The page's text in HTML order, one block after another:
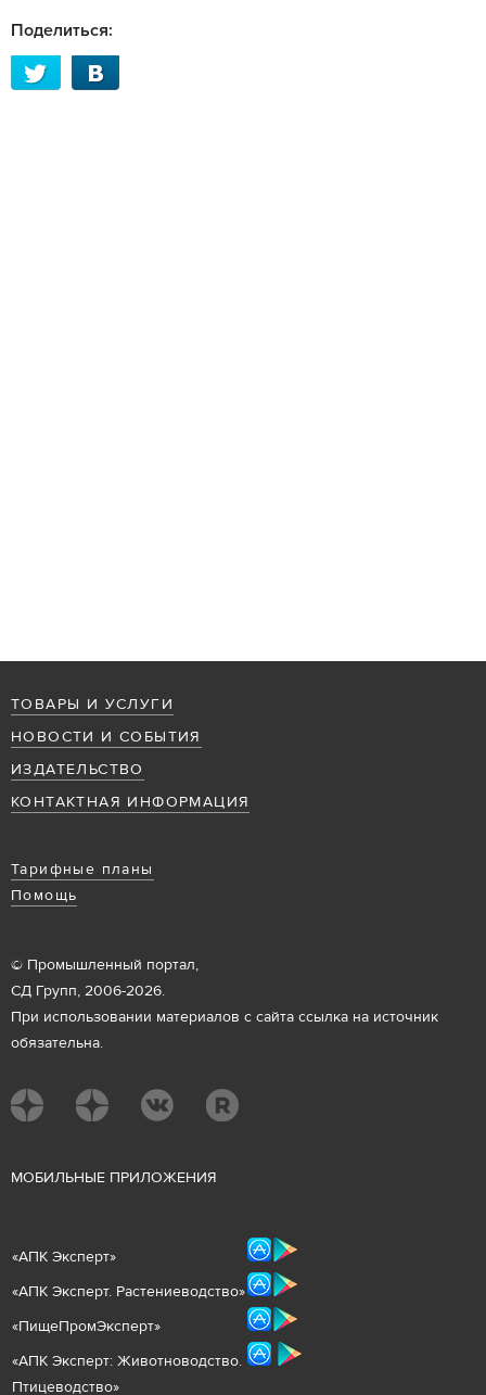
Поделиться:
ТОВАРЫ И УСЛУГИ
НОВОСТИ И СОБЫТИЯ
ИЗДАТЕЛЬСТВО
КОНТАКТНАЯ ИНФОРМАЦИЯ
Тарифные планы
Помощь
© Промышленный портал,
СД Групп, 2006-2026.
При использовании материалов с сайта ссылка на источник
обязательна.
МОБИЛЬНЫЕ ПРИЛОЖЕНИЯ
«АПК Эксперт»
«АПК Эксперт. Растениеводство»
«ПищеПромЭксперт»
«АПК Эксперт: Животноводство.
Птицеводство»